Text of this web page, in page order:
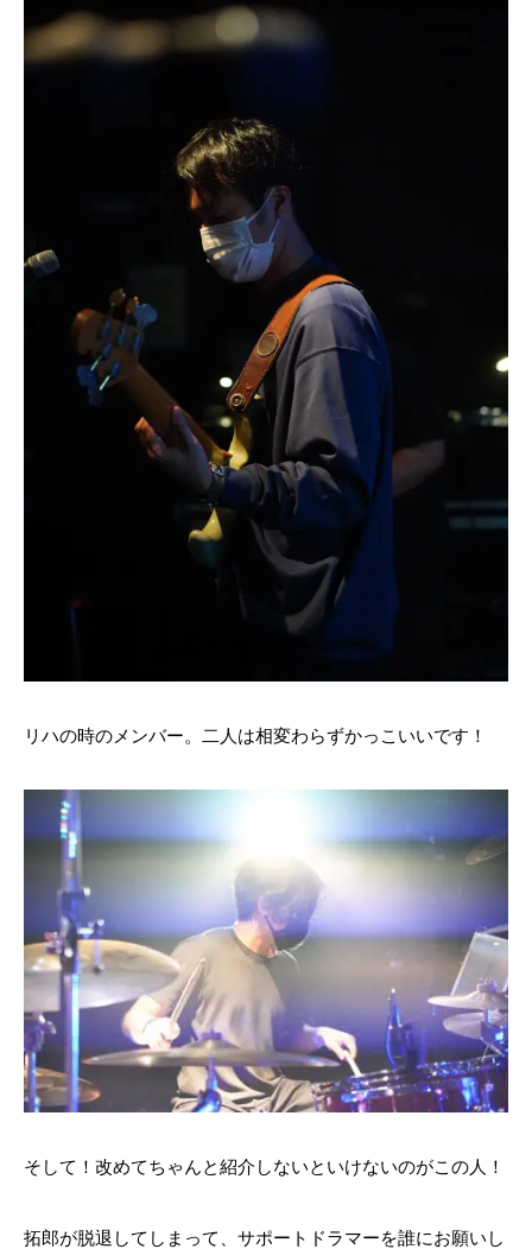
リハの時のメンバー。二人は相変わらずかっこいいです！
そして！改めてちゃんと紹介しないといけないのがこの人！
拓郎が脱退してしまって、サポートドラマーを誰にお願いし